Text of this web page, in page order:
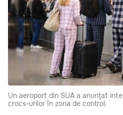
Un aeroport din SUA a anunțat
crocs-urilor în zona de control.